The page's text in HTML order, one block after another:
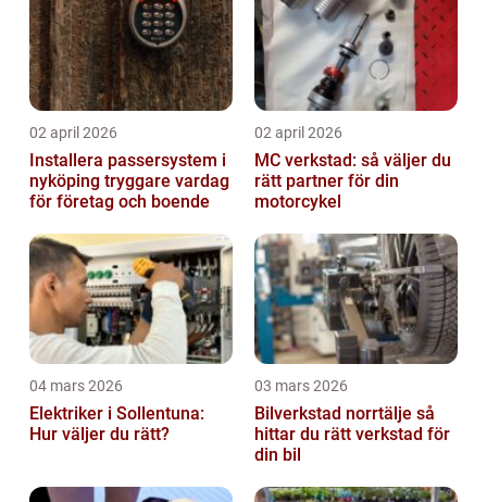
02 april 2026
Installera passersystem i
nyköping tryggare vardag
för företag och boende
02 april 2026
MC verkstad: så väljer du
rätt partner för din
motorcykel
04 mars 2026
Elektriker i Sollentuna:
Hur väljer du rätt?
03 mars 2026
Bilverkstad norrtälje så
hittar du rätt verkstad för
din bil